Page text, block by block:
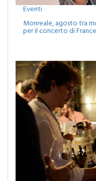
Monreale, agosto tra
per il concerto di